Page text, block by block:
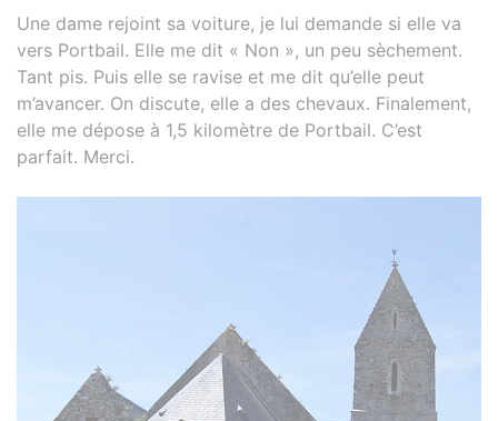
Une dame rejoint sa voiture, je lui demande si elle va
vers Portbail. Elle me dit « Non », un peu sèchement.
Tant pis. Puis elle se ravise et me dit qu’elle peut
m’avancer. On discute, elle a des chevaux. Finalement,
elle me dépose à 1,5 kilomètre de Portbail. C’est
parfait. Merci.